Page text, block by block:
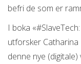
befri de som er
I boka
utforsker
denne nye